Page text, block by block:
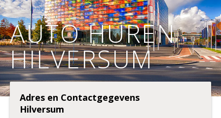
AUTO HUREN
HILVERSUM
Adres en Contactgegevens
Hilversum